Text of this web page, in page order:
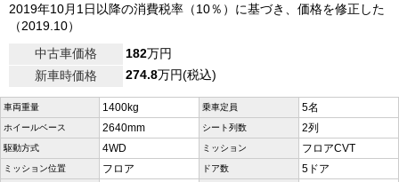
2019年10月1日以降の消費税率（10％）に基づき、価格を修正した
（2019.10）
中古車価格
182万円
新車時価格
274.8万円(税込)
車両重量 1400kg 乗車定員 5名
ホイールベース 2640mm シート列数 2列
駆動方式 4WD ミッション フロアCVT
ミッション位置 フロア ドア数 5ドア